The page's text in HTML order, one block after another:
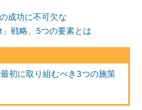
ラ（HCI）アプライアンス：
150台の本番サーバと最大100TB
ろう。これは中堅企業の一般的
は、ネットワークやコンピュー
する。
りもビジネスニーズを優先しな
成功に不可欠な
」戦略、5つの要素とは
初に取り組むべき3つの施策